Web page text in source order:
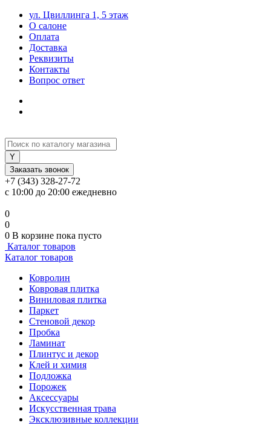
ул. Цвиллинга 1, 5 этаж
О салоне
Оплата
Доставка
Реквизиты
Контакты
Вопрос ответ
Заказать звонок
+7 (343) 328-27-72
с 10:00 до 20:00 ежедневно
0
0
0 В корзине пока пусто
Каталог товаров
Каталог товаров
Ковролин
Ковровая плитка
Виниловая плитка
Паркет
Стеновой декор
Пробка
Ламинат
Плинтус и декор
Клей и химия
Подложка
Порожек
Аксессуары
Искусственная трава
Эксклюзивные коллекции